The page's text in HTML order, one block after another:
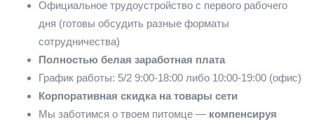
Официальное трудоустройство с первого рабочего
дня (готовы обсудить разные форматы
сотрудничества)
Полностью белая заработная плата
График работы: 5/2 9:00-18:00 либо 10:00-19:00 (офис)
Корпоративная скидка на товары сети
Мы заботимся о твоем питомце — компенсируя